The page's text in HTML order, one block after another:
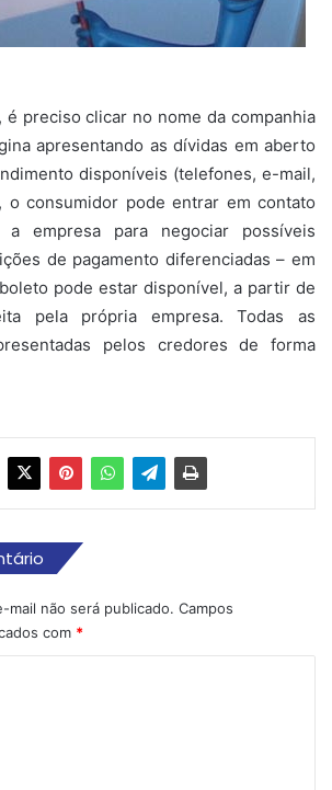
é preciso clicar no nome da companhia
apresentando as dívidas em aberto
disponíveis (telefones, e-mail,
o consumidor pode entrar em contato
a empresa para negociar possíveis
de pagamento diferenciadas – em
pode estar disponível, a partir de
pela própria empresa. Todas as
pelos credores de forma
mail não será publicado. Campos
com *